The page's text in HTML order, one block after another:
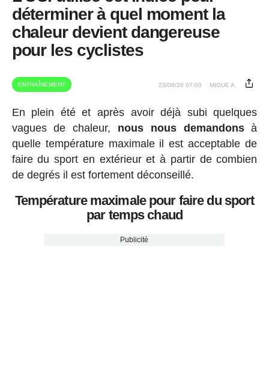
déterminer à quel moment la
chaleur devient dangereuse
pour les cyclistes
ENTRAÎNEMENT 23/06/26 07:00 MIGUE A.
En plein été et après avoir déjà subi quelques
vagues de chaleur, nous nous demandonsà
quelle température maximale il est acceptable de
faire du sport en extérieur et à partir de combien
de degrés il est fortement déconseillé.
Température maximale pour faire du sport
par temps chaud
Publicité